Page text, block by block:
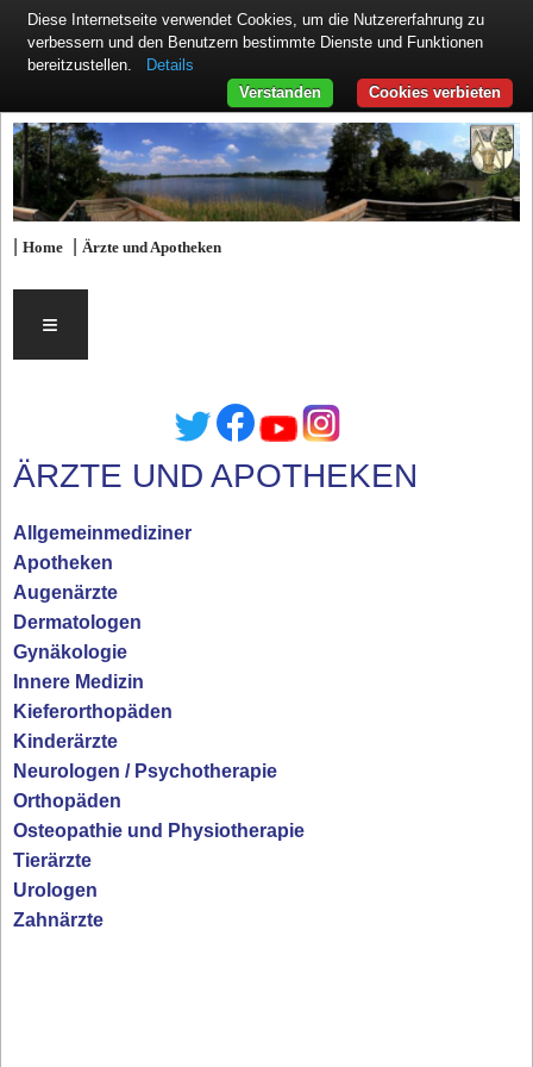
|Home |Ärzte und Apotheken
≡
ÄRZTE UND APOTHEKEN
Allgemeinmediziner
Apotheken
Augenärzte
Dermatologen
Gynäkologie
Innere Medizin
Kieferorthopäden
Kinderärzte
Neurologen / Psychotherapie
Orthopäden
Osteopathie und Physiotherapie
Tierärzte
Urologen
Zahnärzte
Diese Internetseite verwendet Cookies, um die Nutzererfahrung zu
verbessern und den Benutzern bestimmte Dienste und Funktionen
bereitzustellen.
Details
Cookies verbieten
Verstanden